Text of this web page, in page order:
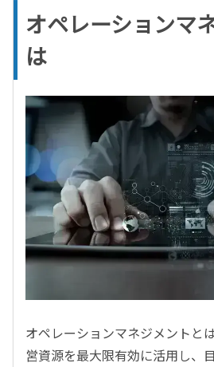
オペレーションマ
は
オペレーションマネジメントと
営資源を最大限有効に活用し、